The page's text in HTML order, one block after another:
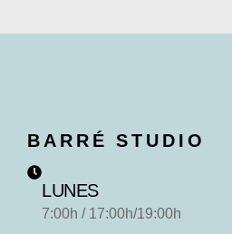
BARRÉ STUDIO
LUNES
7:00h / 17:00h/19:00h